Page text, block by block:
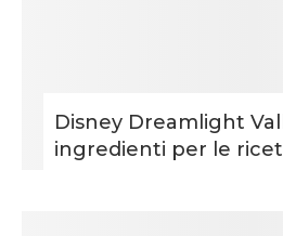
Disney Dreamlight
ingredienti per le